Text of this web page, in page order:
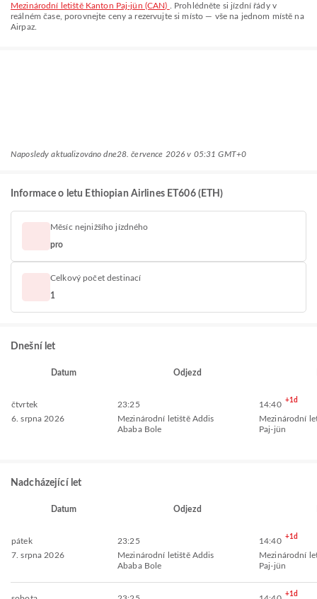
Mezinárodní letiště Kanton Paj-jün (CAN)
. Prohlédněte si jízdní řády v
reálném čase, porovnejte ceny a rezervujte si místo — vše na jednom místě na
Airpaz.
Naposledy aktualizováno dne28. července 2026 v 05:31 GMT+0
Informace o letu Ethiopian Airlines ET606 (ETH)
Měsíc nejnižšího jízdného
pro
Celkový počet destinací
1
Dnešní let
Datum Odjezd
čtvrtek
6. srpna 2026
23:25
Mezinárodní letiště Addis
Ababa Bole
14:40 +1d
Mezinárodní
Paj-jün
Nadcházející let
Datum Odjezd
pátek
7. srpna 2026
23:25
Mezinárodní letiště Addis
Ababa Bole
14:40 +1d
Mezinárodní
Paj-jün
+1d